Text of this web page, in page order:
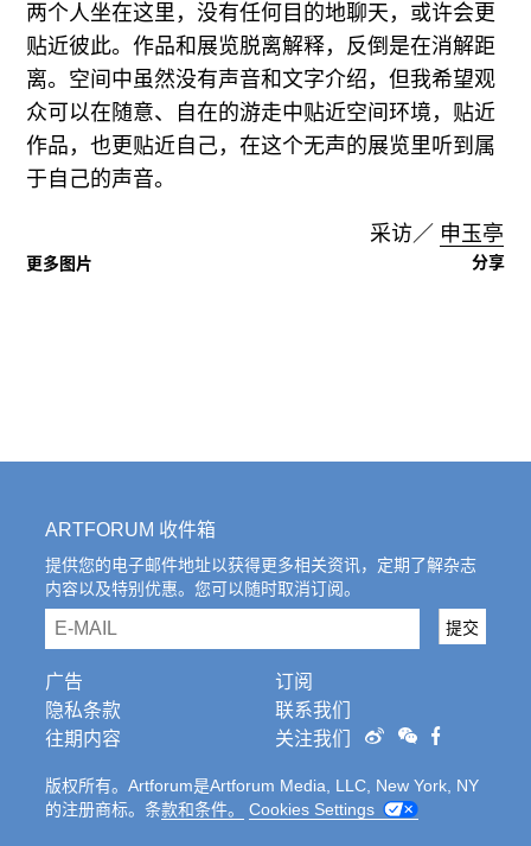
两个人坐在这里，没有任何目的地聊天，或许会更
贴近彼此。作品和展览脱离解释，反倒是在消解距
离。空间中虽然没有声音和文字介绍，但我希望观
众可以在随意、自在的游走中贴近空间环境，贴近
作品，也更贴近自己，在这个无声的展览里听到属
于自己的声音。
采访／ 申玉亭
更多图片 分享
ARTFORUM 收件箱
提供您的电子邮件地址以获得更多相关资讯，定期了解杂志
内容以及特别优惠。您可以随时取消订阅。
email 提交
广告
隐私条款
往期内容
订阅
联系我们
关注我们
版权所有。Artforum是Artforum Media, LLC, New York, NY
的注册商标。条款和条件。 Cookies Settings